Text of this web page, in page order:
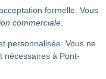
formelle. Vous
commerciale.
personnalisée. Vous ne
nécessaires à Pont-